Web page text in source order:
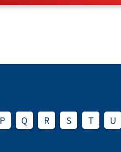
P Q R S T U